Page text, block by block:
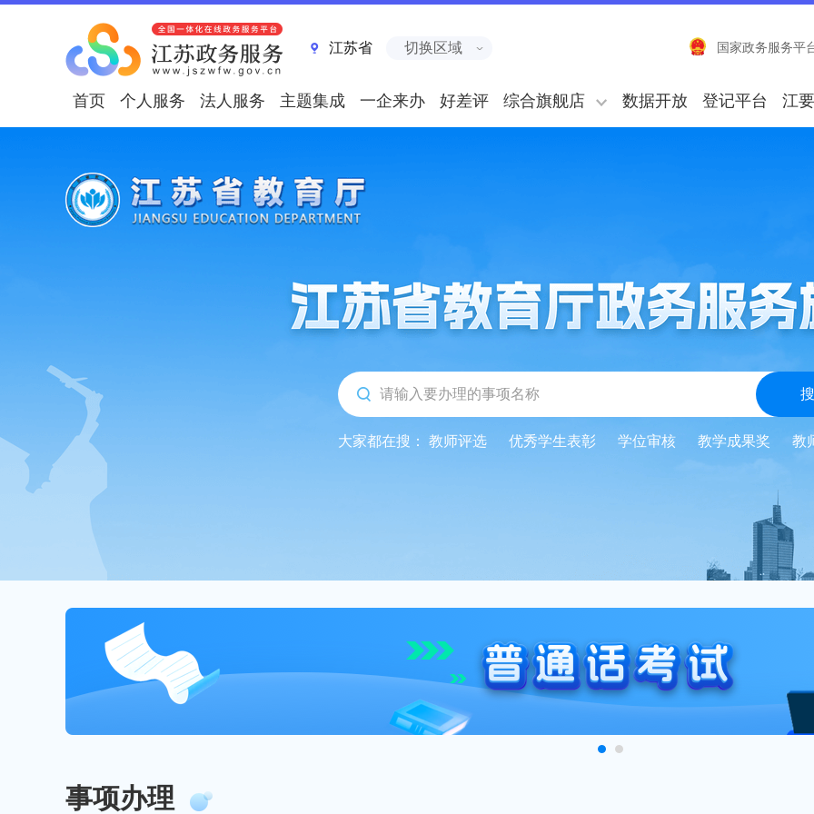
江苏省 切换区域 国家政务服务平
首页 个人服务 法人服务 主题集成 一企来办 好差评 综合旗舰店 数据开放 登记平台 江
大家都在搜： 教师评选 优秀学生表彰 学位审核 教学成果奖 教
事项办理